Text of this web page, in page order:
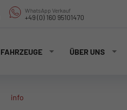
WhatsApp Verkauf
+49 (0) 160 95101470
FAHRZEUGE ÜBER UNS
info